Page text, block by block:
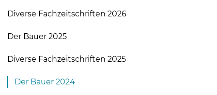
Diverse Fachzeitschriften 2026
Der Bauer 2025
Diverse Fachzeitschriften 2025
Der Bauer 2024